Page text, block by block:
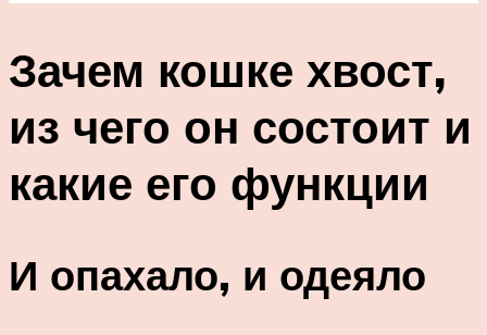
Зачем кошке хвост,
из чего он состоит и
какие его функции
И опахало, и одеяло